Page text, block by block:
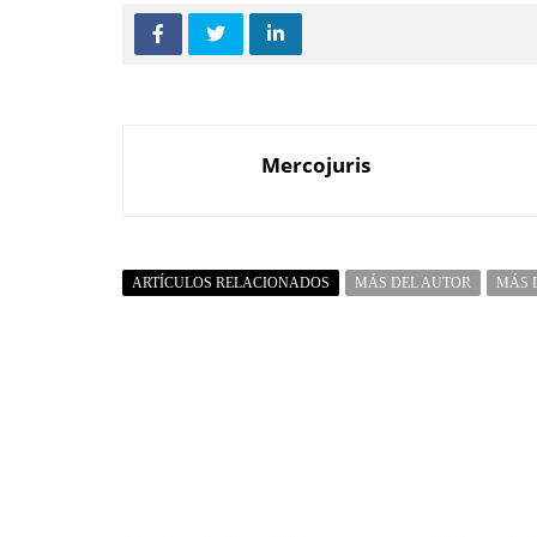
Mercojuris
ARTÍCULOS RELACIONADOS MÁS DEL AUTOR MÁS